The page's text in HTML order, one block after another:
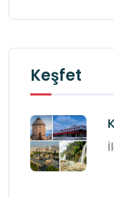
Keşfet